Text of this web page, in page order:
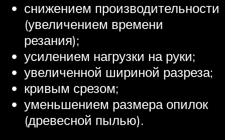
снижением производительности
(увеличением времени
резания);
усилением нагрузки на руки;
увеличенной шириной разреза;
кривым срезом;
уменьшением размера опилок
(древесной пылью).